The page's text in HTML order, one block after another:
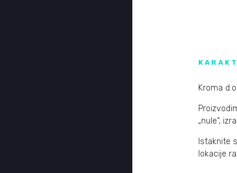
Kroma
„nule“,
Istaknite
lokacije